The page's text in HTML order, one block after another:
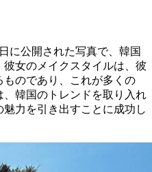
に公開された写真で、韓国
女のメイクスタイルは、彼
のであり、これが多くの
韓国のトレンドを取り入れ
力を引き出すことに成功し